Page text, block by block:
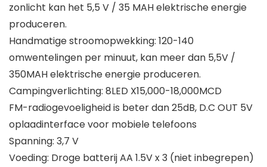
zonlicht kan het 5,5 V / 35 MAH elektrische energie
produceren.
Handmatige stroomopwekking: 120-140
omwentelingen per minuut, kan meer dan 5,5V /
350MAH elektrische energie produceren.
Campingverlichting: 8LED X15,000-18,000MCD
FM-radiogevoeligheid is beter dan 25dB, D.C OUT 5V
oplaadinterface voor mobiele telefoons
Spanning: 3,7 V
Voeding: Droge batterij AA 1.5V x 3 (niet inbegrepen)